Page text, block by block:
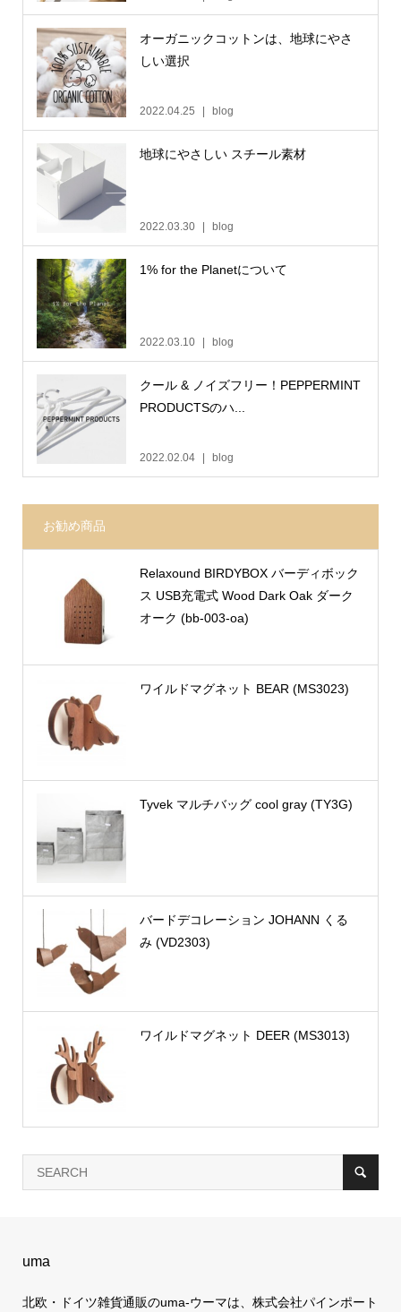
オーガニックコットンは、地球にやさ
しい選択
2022.04.25 blog
地球にやさしい スチール素材
2022.03.30 blog
1% for the Planetについて
2022.03.10 blog
クール & ノイズフリー！PEPPERMINT
PRODUCTSのハ...
2022.02.04 blog
お勧め商品
Relaxound BIRDYBOX バーディボック
ス USB充電式 Wood Dark Oak ダーク
オーク (bb-003-oa)
ワイルドマグネット BEAR (MS3023)
Tyvek マルチバッグ cool gray (TY3G)
バードデコレーション JOHANN くる
み (VD2303)
ワイルドマグネット DEER (MS3013)
uma
北欧・ドイツ雑貨通販のuma-ウーマは、株式会社パインポート